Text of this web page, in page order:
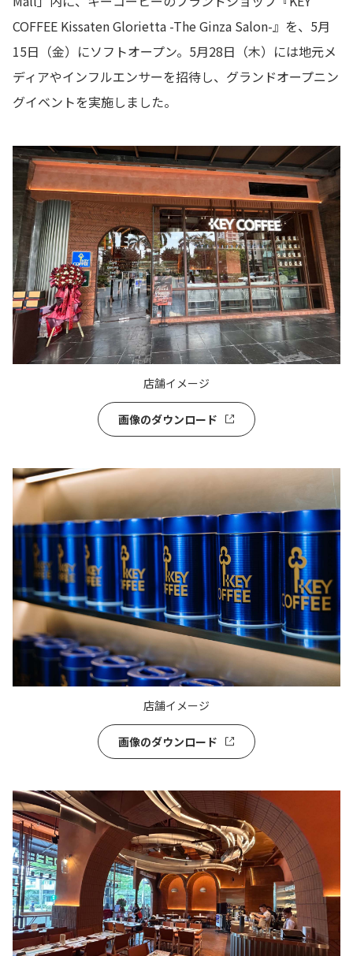
COFFEE Kissaten Glorietta -The Ginza Salon-』を、5月
15日（金）にソフトオープン。5月28日（木）には地元メ
ディアやインフルエンサーを招待し、グランドオープニン
グイベントを実施しました。
店舗イメージ
画像のダウンロード
店舗イメージ
画像のダウンロード